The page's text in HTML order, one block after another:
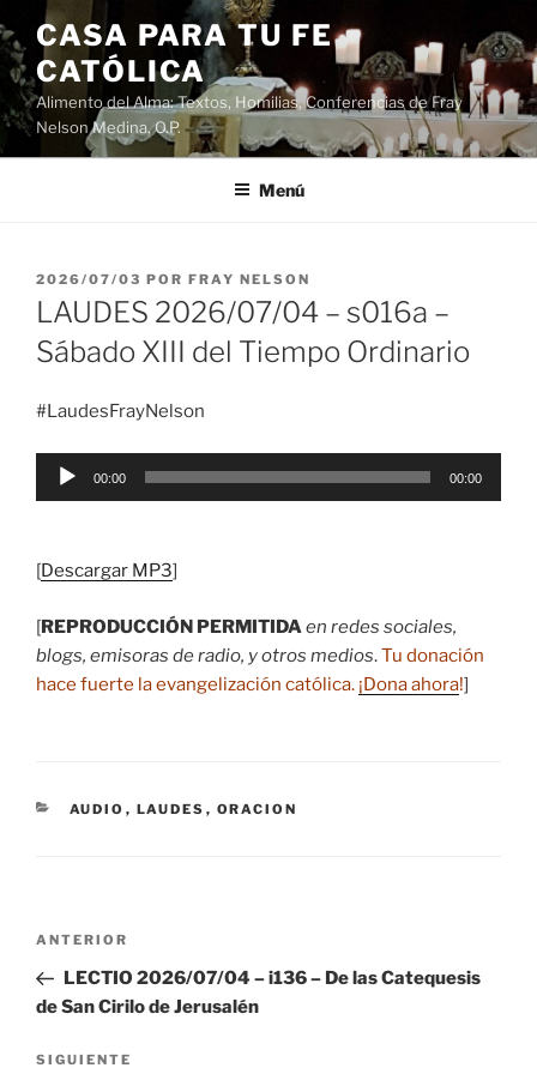
Saltar
al
contenido
CASA PARA TU FE
CATÓLICA
Alimento del Alma: Textos, Homilias, Conferencias de Fray
Nelson Medina, O.P.
Menú
PUBLICADO
EL
2026/07/03 POR FRAY NELSON
LAUDES 2026/07/04 – s016a –
Sábado XIII del Tiempo Ordinario
#LaudesFrayNelson
Reproductor
00:00 00:00
[Descargar MP3]
[REPRODUCCIÓN PERMITIDAen redes sociales,
blogs, emisoras de radio, y otros medios.Tu donación
hace fuerte la evangelización católica. ¡Dona ahora!]
CATEGORÍAS
AUDIO , LAUDES , ORACION
Navegación
entradas
Entrada
anterior:
ANTERIOR
LECTIO 2026/07/04 – i136 – De las Catequesis
de San Cirilo de Jerusalén
Siguiente
SIGUIENTE